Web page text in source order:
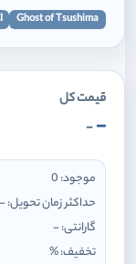
Ghost of Tsushima
قیمت کل
-
-
موجود: 0
حداکثر زمان تحویل:-
گارانتی:-
تخفیف:%